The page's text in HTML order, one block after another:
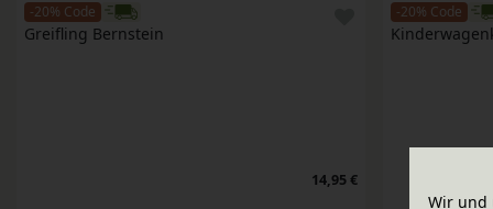
-20% Code
Greifling Bernstein
14,95 €
-20% Code
Wir und